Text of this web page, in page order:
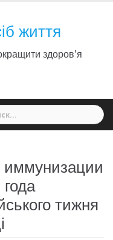
життя
здоров'я
иммунизации
тижня